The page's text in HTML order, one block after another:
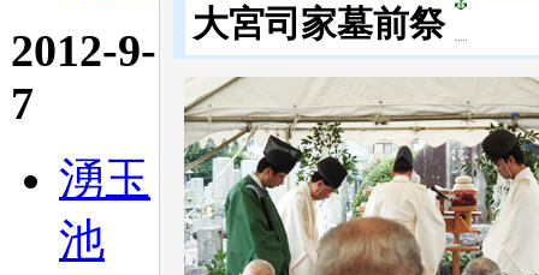
2012-9-
7
湧玉
池
大宮司家墓前祭